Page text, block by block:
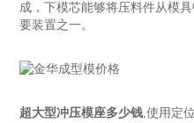
成，下模芯能够将压料件从模
要装置之一。
超大型冲压模座多少钱,使用定